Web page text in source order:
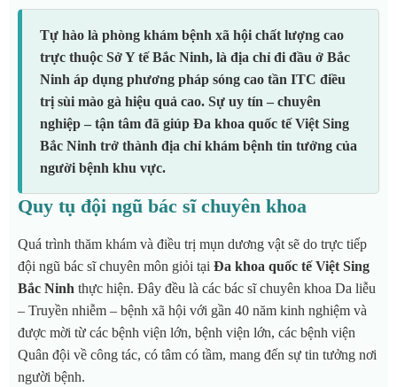
Tự hào là phòng khám bệnh xã hội chất lượng cao
trực thuộc Sở Y tế Bắc Ninh, là địa chỉ đi đầu ở Bắc
Ninh áp dụng phương pháp sóng cao tần ITC điều
trị sùi mào gà hiệu quả cao. Sự uy tín – chuyên
nghiệp – tận tâm đã giúp Đa khoa quốc tế Việt Sing
Bắc Ninh trở thành địa chỉ khám bệnh tin tưởng của
người bệnh khu vực.
Quy tụ đội ngũ bác sĩ chuyên khoa
Quá trình thăm khám và điều trị mụn dương vật sẽ do trực tiếp
đội ngũ bác sĩ chuyên môn giỏi tại Đa khoa quốc tế Việt Sing
Bắc Ninh thực hiện. Đây đều là các bác sĩ chuyên khoa Da liễu
– Truyền nhiễm – bệnh xã hội với gần 40 năm kinh nghiệm và
được mời từ các bệnh viện lớn, bệnh viện lớn, các bệnh viện
Quân đội về công tác, có tâm có tầm, mang đến sự tin tưởng nơi
người bệnh.